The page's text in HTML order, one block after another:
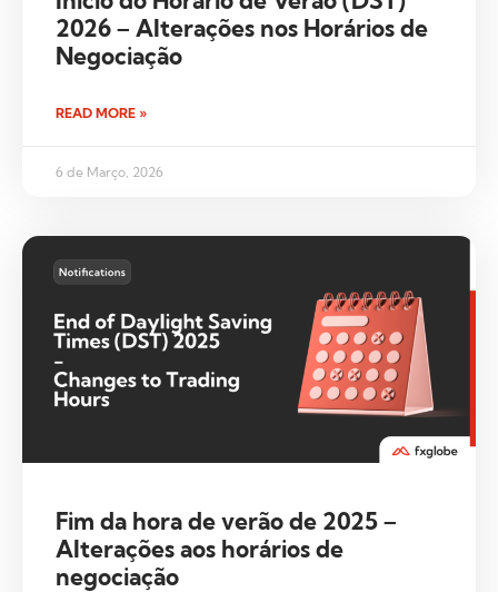
2026 – Alterações nos Horários de
Negociação
READ MORE »
6 de Março, 2026
Fim da hora de verão de 2025 –
Alterações aos horários de
negociação